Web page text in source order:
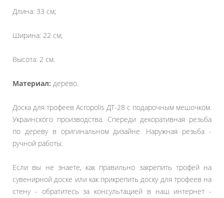
Длина: 33 см;
Ширина: 22 см;
Высота: 2 см.
Материал: дерево.
Доска для трофеев Acropolis ДТ-28 с подарочным мешочком.
Украинского производства. Спереди декоративная резьба
по дереву в оригинальном дизайне. Наружная резьба -
ручной работы.
Если вы не знаете, как правильно закрепить трофей на
сувенирной доске или как прикрепить доску для трофеев на
стену - обратитесь за консультацией в наш интернет -